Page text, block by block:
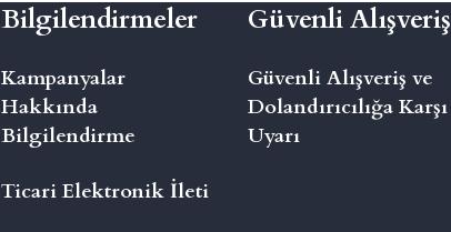
Bilgilendirmeler
Kampanyalar
Hakkında
Bilgilendirme
Ticari Elektronik İleti
Güvenli Alışveriş
Güvenli Alışveriş ve
Dolandırıcılığa Karşı
Uyarı